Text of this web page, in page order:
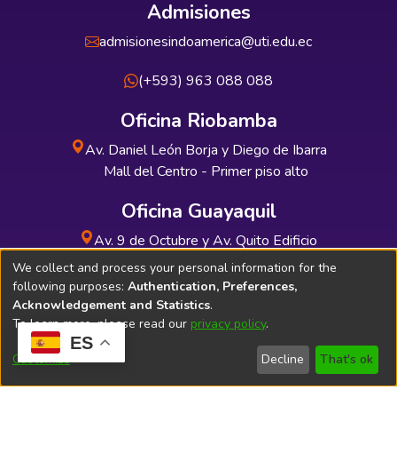
ES
Admisiones
admisionesindoamerica@uti.edu.ec
(+593) 963 088 088
Oficina Riobamba
Av. Daniel León Borja y Diego de Ibarra
Mall del Centro - Primer piso alto
Oficina Guayaquil
Av. 9 de Octubre y Av. Quito Edificio
INDUAUTO - Planta baja
Soporte Técnico Bibliolatino.com
We collect and process your personal information for the
following purposes: Authentication, Preferences,
Acknowledgement and Statistics.
To learn more, please read our privacy policy.
Customize Decline That's ok